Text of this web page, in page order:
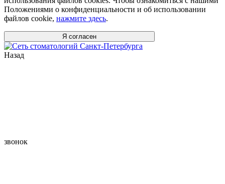
Положениями о конфиденциальности и об использовании
файлов cookie, нажмите здесь.
Я согласен
Назад
звонок